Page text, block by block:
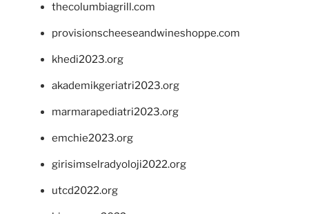
thecolumbiagrill.com
provisionscheeseandwineshoppe.com
khedi2023.org
akademikgeriatri2023.org
marmarapediatri2023.org
emchie2023.org
girisimselradyoloji2022.org
utcd2022.org